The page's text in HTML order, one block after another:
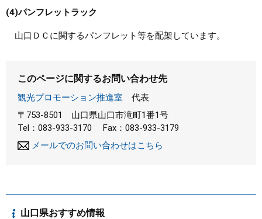
(4)パンフレットラック
山口ＤＣに関するパンフレット等を配架しています。
このページに関するお問い合わせ先
観光プロモーション推進室
代表
〒753-8501
山口県山口市滝町1番1号
Tel：083-933-3170
Fax：083-933-3179
メールでのお問い合わせはこちら
山口県おすすめ情報